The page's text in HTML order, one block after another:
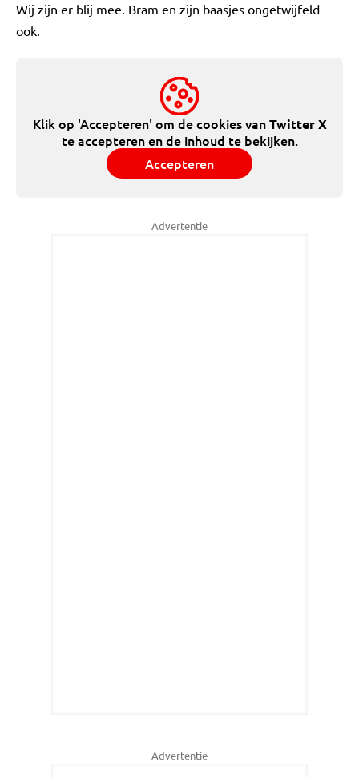
Wij zijn er blij mee. Bram en zijn baasjes ongetwijfeld
ook.
Klik op 'Accepteren' om de cookies vanTwitter X
te accepteren en de inhoud te bekijken.
Accepteren
Advertentie
Advertentie